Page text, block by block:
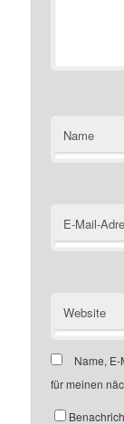
Name
E-Mail-
Website
Name,
für meinen